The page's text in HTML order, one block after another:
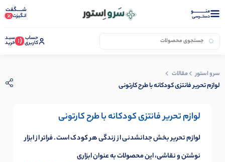
منــــــــــــو
دستــرسی
شـــــگفت
انگیزت
حساب
کاربری (: سبـد
خرید
سرو استور مقالات
لوازم تحریر فانتزی کودکانه با طرح کارتونی
لوازم تحریر فانتزی کودکانه با طرح کارتونی
لوازم تحریر بخش جدانشدنی از زندگی هر کودک است. فراتر از ابزار
نوشتن و نقاشی، این محصولات به عنوان ابزاری